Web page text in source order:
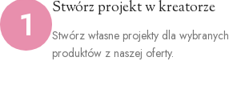
1 Stwórz projekt w kreatorze
Stwórz własne projekty dla wybranych
produktów z naszej oferty.